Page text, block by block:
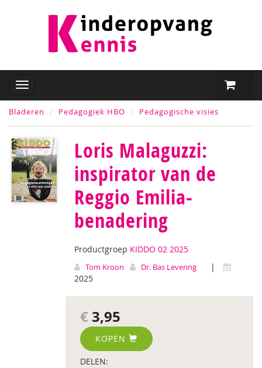
Bladeren Pedagogiek HBO Pedagogische visies
Loris Malaguzzi:
inspirator van de
Reggio Emilia-
benadering
Productgroep KIDDO 02 2025
Tom Kroon Dr. Bas Levering
|
2025
€ 3,95
KOPEN
DELEN: